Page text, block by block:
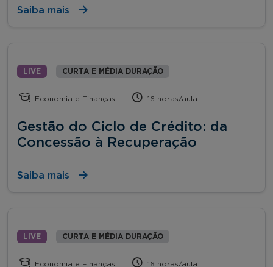
Saiba mais
LIVE CURTA E MÉDIA DURAÇÃO
Economia e Finanças 16 horas/aula
Gestão do Ciclo de Crédito: da
Concessão à Recuperação
Saiba mais
LIVE CURTA E MÉDIA DURAÇÃO
Economia e Finanças 16 horas/aula